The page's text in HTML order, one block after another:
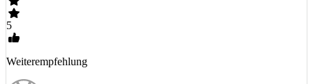
5
Weiterempfehlung